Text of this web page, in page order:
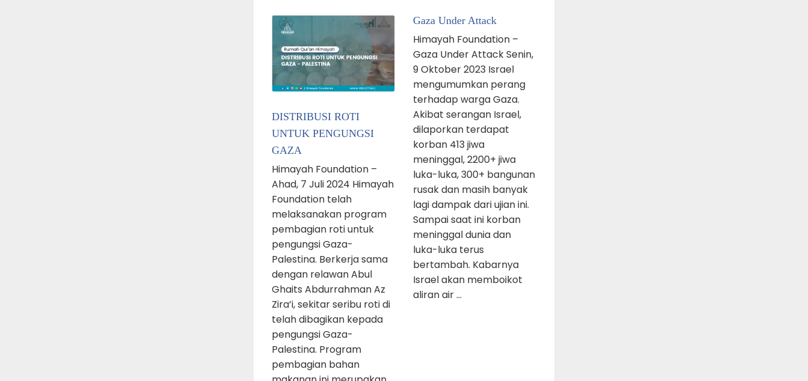
DISTRIBUSI ROTI
UNTUK PENGUNGSI
GAZA
Himayah Foundation –
Ahad, 7 Juli 2024 Himayah
Foundation telah
melaksanakan program
pembagian roti untuk
pengungsi Gaza-
Palestina. Berkerja sama
dengan relawan Abul
Ghaits Abdurrahman Az
Zira’i, sekitar seribu roti di
telah dibagikan kepada
pengungsi Gaza-
Palestina. Program
pembagian bahan
Gaza Under Attack
Himayah Foundation –
Gaza Under Attack Senin,
9 Oktober 2023 Israel
mengumumkan perang
terhadap warga Gaza.
Akibat serangan Israel,
dilaporkan terdapat
korban 413 jiwa
meninggal, 2200+ jiwa
luka-luka, 300+ bangunan
rusak dan masih banyak
lagi dampak dari ujian ini.
Sampai saat ini korban
meninggal dunia dan
luka-luka terus
bertambah. Kabarnya
Israel akan memboikot
aliran air …